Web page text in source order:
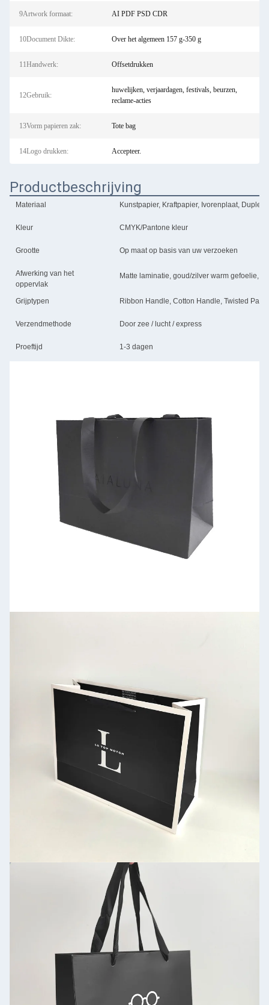
9Artwork formaat: AI PDF PSD CDR
10Document Dikte: Over het algemeen 157 g-350 g
11Handwerk: Offsetdrukken
12Gebruik:
huwelijken, verjaardagen, festivals, beurzen,
reclame-acties
13Vorm papieren zak: Tote bag
14Logo drukken: Accepteer.
Productbeschrijving
Materiaal Kunstpapier, Kraftpapier, Ivorenplaat,
Kleur CMYK/Pantone kleur
Grootte Op maat op basis van uw verzoeken
Afwerking van het
oppervlak
Matte laminatie, goud/zilver warm gefoelie,
Grijptypen Ribbon Handle, Cotton Handle, Twisted
Verzendmethode Door zee / lucht / express
Proeftijd 1-3 dagen